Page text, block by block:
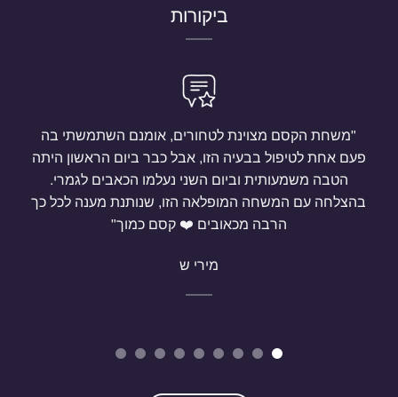
ביקורות
"משחת הקסם מצוינת לטחורים, אומנם השתמשתי בה
פעם אחת לטיפול בבעיה הזו, אבל כבר ביום הראשון היתה
הטבה משמעותית וביום השני נעלמו הכאבים לגמרי.
בהצלחה עם המשחה המופלאה הזו, שנותנת מענה לכל כך
הרבה מכאובים ❤️ קסם כמוך"
מירי ש